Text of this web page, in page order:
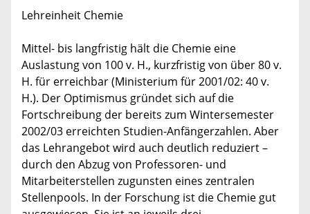
Lehreinheit Chemie
Mittel- bis langfristig hält die Chemie eine
Auslastung von 100 v. H., kurzfristig von über 80 v.
H. für erreichbar (Ministerium für 2001/02: 40 v.
H.). Der Optimismus gründet sich auf die
Fortschreibung der bereits zum Wintersemester
2002/03 erreichten Studien-Anfängerzahlen. Aber
das Lehrangebot wird auch deutlich reduziert –
durch den Abzug von Professoren- und
Mitarbeiterstellen zugunsten eines zentralen
Stellenpools. In der Forschung ist die Chemie gut